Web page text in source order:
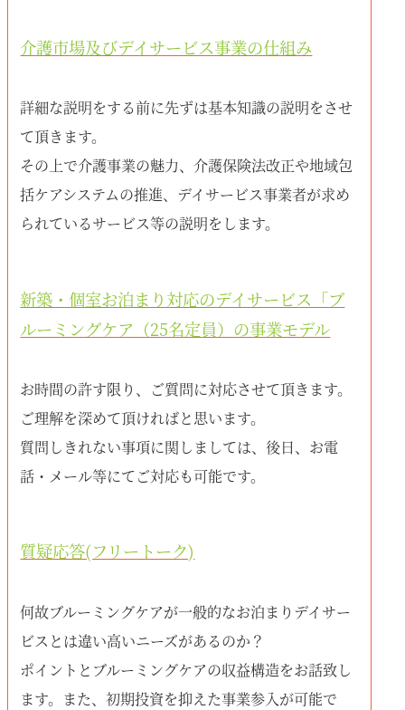
介護市場及びデイサービス事業の仕組み
詳細な説明をする前に先ずは基本知識の説明をさせ
て頂きます。
その上で介護事業の魅力、介護保険法改正や地域包
括ケアシステムの推進、デイサービス事業者が求め
られているサービス等の説明をします。
新築・個室お泊まり対応のデイサービス「ブ
ルーミングケア（25名定員）の事業モデル
お時間の許す限り、ご質問に対応させて頂きます。
ご理解を深めて頂ければと思います。
質問しきれない事項に関しましては、後日、お電
話・メール等にてご対応も可能です。
質疑応答(フリートーク)
何故ブルーミングケアが一般的なお泊まりデイサー
ビスとは違い高いニーズがあるのか？
ポイントとブルーミングケアの収益構造をお話致し
ます。また、初期投資を抑えた事業参入が可能で